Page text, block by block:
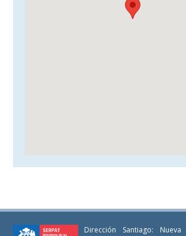
Dirección Santiago: